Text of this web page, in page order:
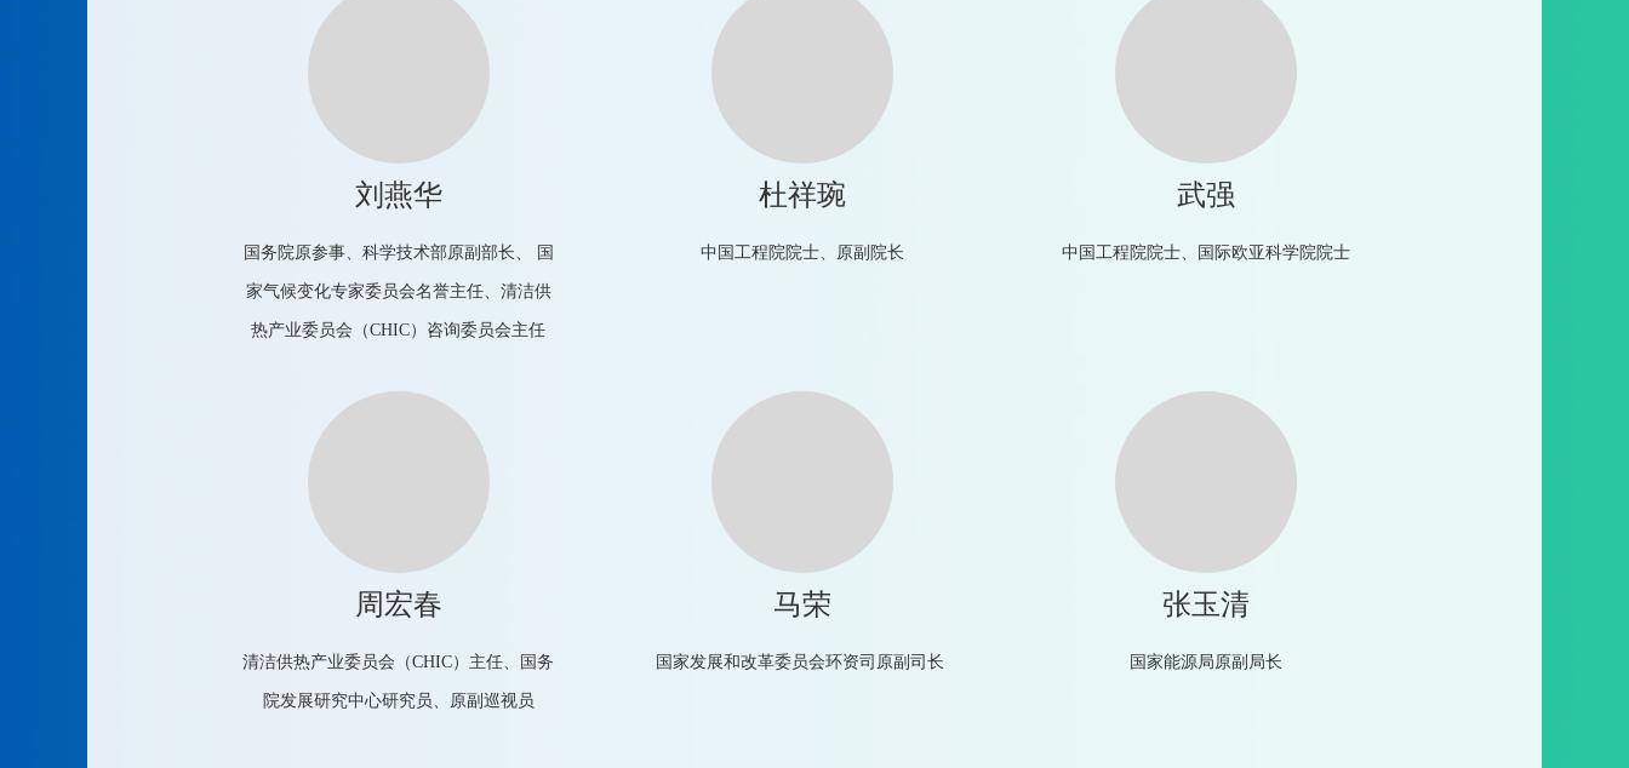
刘燕华
国务院原参事、科学技术部原副部长、 国
家气候变化专家委员会名誉主任、清洁供
热产业委员会（CHIC）咨询委员会主任
杜祥琬
中国工程院院士、原副院长
武强
中国工程院院士、国际欧亚科学院院士
周宏春
清洁供热产业委员会（CHIC）主任、国务
院发展研究中心研究员、原副巡视员
马荣
国家发展和改革委员会环资司原副司长
张玉清
国家能源局原副局长